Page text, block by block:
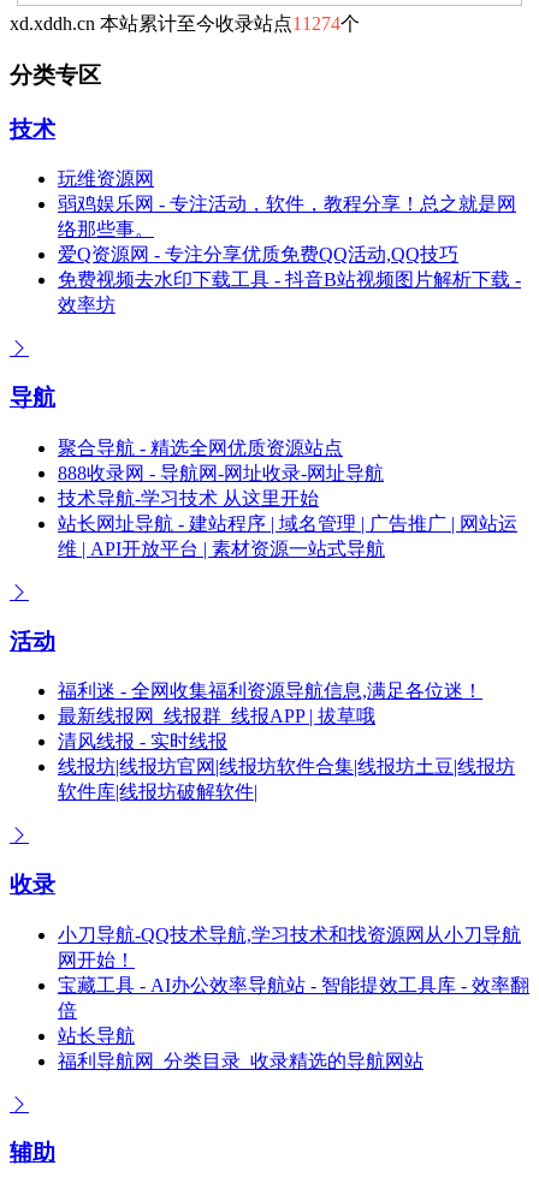
xd.xddh.cn 本站累计至今收录站点11274个
分类专区
技术
玩维资源网
弱鸡娱乐网 - 专注活动，软件，教程分享！总之就是网
络那些事。
爱Q资源网 - 专注分享优质免费QQ活动,QQ技巧
免费视频去水印下载工具 - 抖音B站视频图片解析下载 -
效率坊
导航
聚合导航 - 精选全网优质资源站点
888收录网 - 导航网-网址收录-网址导航
技术导航-学习技术 从这里开始
站长网址导航 - 建站程序 | 域名管理 | 广告推广 | 网站运
维 | API开放平台 | 素材资源一站式导航
活动
福利迷 - 全网收集福利资源导航信息,满足各位迷！
最新线报网_线报群_线报APP | 拔草哦
清风线报 - 实时线报
线报坊|线报坊官网|线报坊软件合集|线报坊土豆|线报坊
软件库|线报坊破解软件|
收录
小刀导航-QQ技术导航,学习技术和找资源网从小刀导航
网开始！
宝藏工具 - AI办公效率导航站 - 智能提效工具库 - 效率翻
倍
站长导航
福利导航网_分类目录_收录精选的导航网站
辅助